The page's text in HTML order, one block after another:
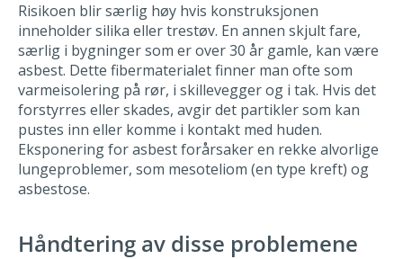
Risikoen blir særlig høy hvis konstruksjonen
inneholder silika eller trestøv. En annen skjult fare,
særlig i bygninger som er over 30 år gamle, kan være
asbest. Dette fibermaterialet finner man ofte som
varmeisolering på rør, i skillevegger og i tak. Hvis det
forstyrres eller skades, avgir det partikler som kan
pustes inn eller komme i kontakt med huden.
Eksponering for asbest forårsaker en rekke alvorlige
lungeproblemer, som mesoteliom (en type kreft) og
asbestose.
Håndtering av disse problemene